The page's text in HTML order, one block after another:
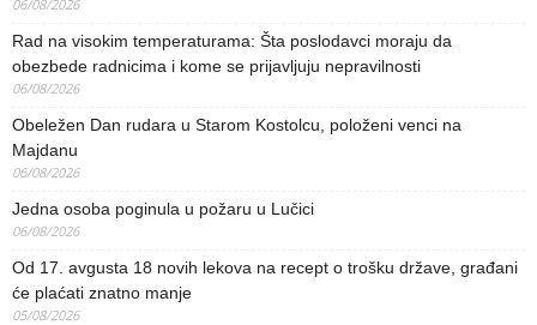
06/08/2026
Rad na visokim temperaturama: Šta poslodavci moraju da
obezbede radnicima i kome se prijavljuju nepravilnosti
06/08/2026
Obeležen Dan rudara u Starom Kostolcu, položeni venci na
Majdanu
06/08/2026
Jedna osoba poginula u požaru u Lučici
06/08/2026
Od 17. avgusta 18 novih lekova na recept o trošku države, građani
će plaćati znatno manje
05/08/2026